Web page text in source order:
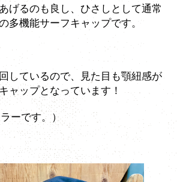
げるのも良し、ひさしとして通常
多機能サーフキャップです。
しているので、見た目も顎紐感が
ャップとなっています！
ーです。）